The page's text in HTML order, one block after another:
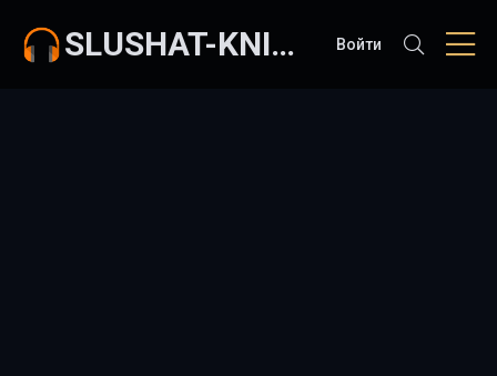
SLUSHAT-KNIGI.COM Войти